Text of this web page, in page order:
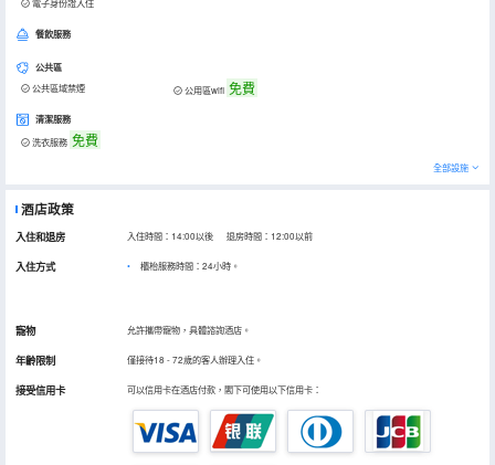
電子身份證入住
餐飲服務
公共區
公共區域禁煙 公用區wifi 免費
清潔服務
洗衣服務 免費
全部設施
酒店政策
入住和退房 入住時間：14:00以後 退房時間：12:00以前
入住方式 櫃枱服務時間：24小時。
寵物 允許攜帶寵物，具體諮詢酒店。
年齡限制 僅接待18 - 72歲的客人辦理入住。
接受信用卡 可以信用卡在酒店付款，閣下可使用以下信用卡：